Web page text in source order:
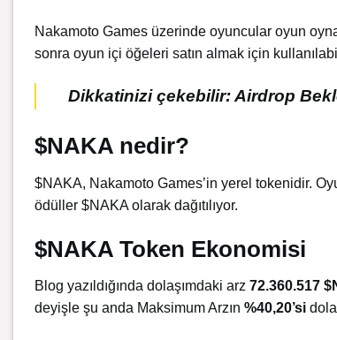
Nakamoto Games üzerinde oyuncular oyun
sonra oyun içi öğeleri satın almak için
Dikkatinizi çekebilir:Airdrop
$NAKA nedir?
$NAKA, Nakamoto Games’in yerel tokenidir.
ödüller $NAKA olarak dağıtılıyor.
$NAKA Token Ekonomisi
Blog yazıldığında dolaşımdaki arz 72.360.517
deyişle şu anda Maksimum Arzın %40,20’si